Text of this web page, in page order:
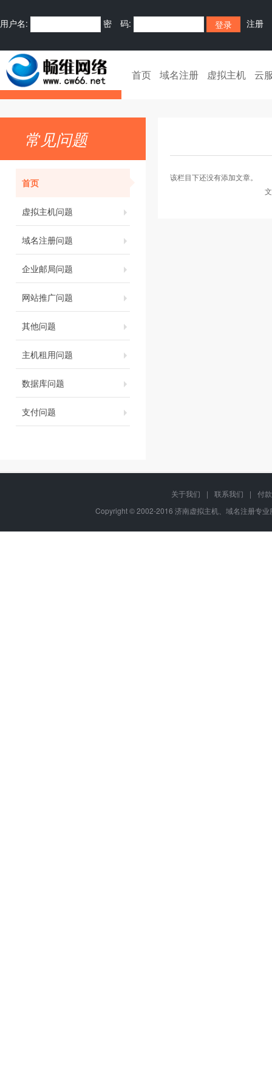
用户名: 密 码: 注册
首页 域名注册 虚拟主机 云
常见问题
首页
虚拟主机问题
域名注册问题
企业邮局问题
网站推广问题
其他问题
主机租用问题
数据库问题
支付问题
该栏目下还没有添加文章。
关于我们 | 联系我们 |
付
Copyright © 2002-2016 济南虚拟主机、域名注册专